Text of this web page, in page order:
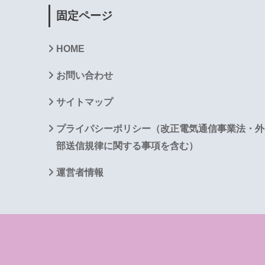
固定ページ
HOME
お問い合わせ
サイトマップ
プライパシーポリシー（改正電気通信事業法・外
部送信規律に関する事項を含む）
運営者情報